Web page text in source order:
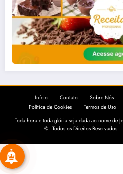
Início Contato Sobre Nós
Política de Cookies
Termos de Uso
Toda hora e toda glória seja dada ao nome de
© - Todos os Direitos Reservados.